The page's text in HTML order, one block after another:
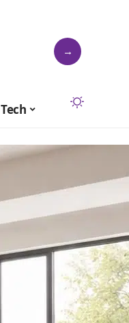
Tech